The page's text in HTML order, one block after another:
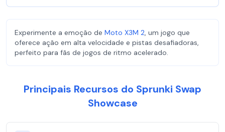
Experimente a emoção de Moto X3M 2, um jogo que
oferece ação em alta velocidade e pistas desafiadoras,
perfeito para fãs de jogos de ritmo acelerado.
Principais Recursos do Sprunki Swap
Showcase